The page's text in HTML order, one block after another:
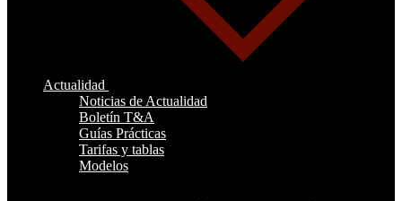
Actualidad
Noticias de Actualidad
Boletín T&A
Guías Prácticas
Tarifas y tablas
Modelos